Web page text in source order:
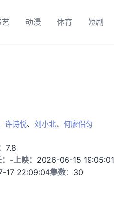
艺 动漫 体育 短剧
许诗悦、 刘小北、 何廖侣匀
7.8
-上映： 2026-06-15 19:05:01
17 22:09:04集数： 30